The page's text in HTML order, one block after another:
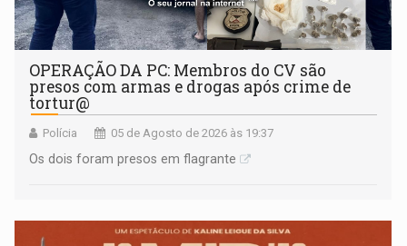
OPERAÇÃO DA PC: Membros do CV são
presos com armas e drogas após crime de
tortur@
Polícia 05 de Agosto de 2026 às 19:37
Os dois foram presos em flagrante